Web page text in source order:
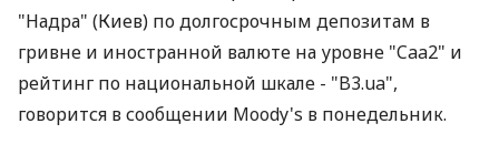
"Надра" (Киев) по долгосрочным депозитам в
гривне и иностранной валюте на уровне "Caa2" и
рейтинг по национальной шкале - "B3.ua",
говорится в сообщении Moody's в понедельник.